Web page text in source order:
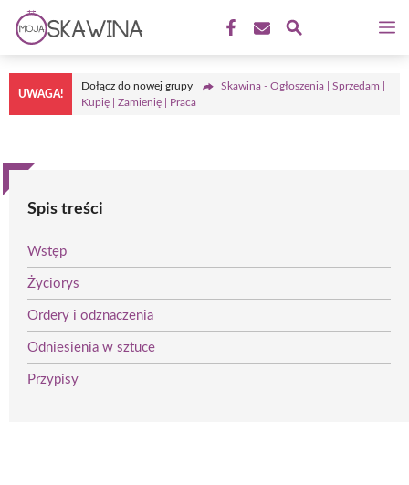
Przejdź
treści
UWAGA!
Dołącz do nowej grupy
Skawina - Ogłoszenia | Sprzedam |
Kupię | Zamienię | Praca
Spis treści
Wstęp
Życiorys
Ordery i odznaczenia
Odniesienia w sztuce
Przypisy